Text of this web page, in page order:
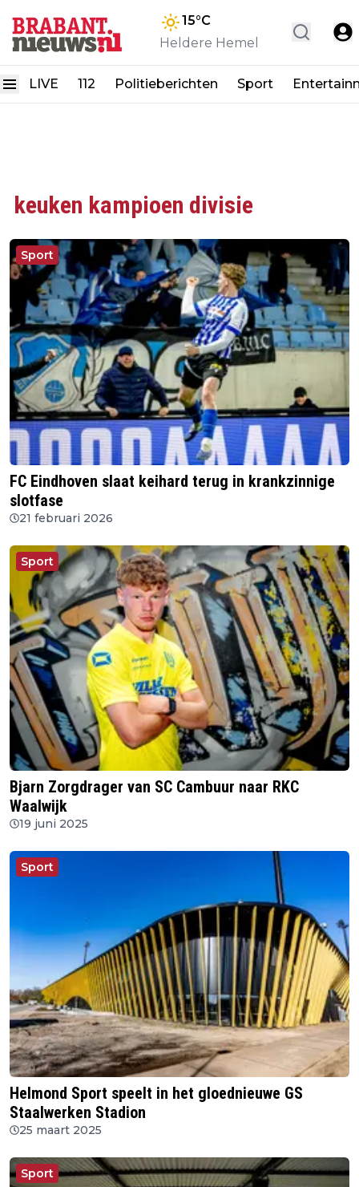
15°C
Heldere Hemel
LIVE 112 Politieberichten Sport
keuken kampioen divisie
Sport
FC Eindhoven slaat keihard terug in krankzinnige
slotfase
21 februari 2026
Sport
Bjarn Zorgdrager van SC Cambuur naar RKC
Waalwijk
19 juni 2025
Sport
Helmond Sport speelt in het gloednieuwe GS
Staalwerken Stadion
25 maart 2025
Sport